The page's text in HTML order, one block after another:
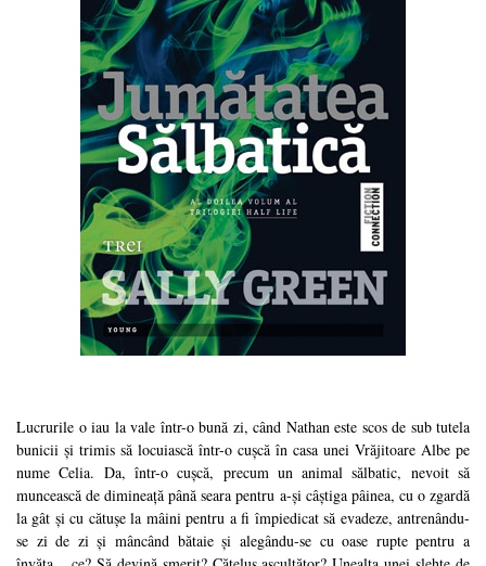
Lucrurile o iau la vale într-o bună zi, când Nathan este scos de sub tutela
bunicii și trimis să locuiască într-o cușcă în casa unei Vrăjitoare Albe pe
nume Celia. Da, într-o cușcă, precum un animal sălbatic, nevoit să
muncească de dimineață până seara pentru a-și câștiga pâinea, cu o zgardă
la gât și cu cătușe la mâini pentru a fi împiedicat să evadeze, antrenându-
se zi de zi și mâncând bătaie și alegându-se cu oase rupte pentru a